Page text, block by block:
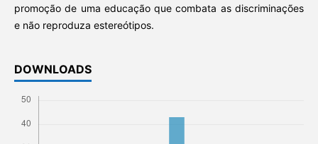
promoção de uma educação que combata as discriminações
e não reproduza estereótipos.
DOWNLOADS